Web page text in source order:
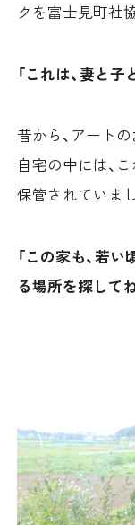
クを富士見町社
「これは、妻と
昔から、アート
自宅の中には、
保管されていまし
「この家も、若
る場所を探してね